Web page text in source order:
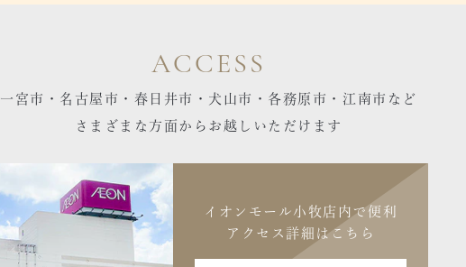
ACCESS
一宮市・名古屋市・春日井市・犬山市・各務原市・江南市など
さまざまな方面からお越しいただけます
イオンモール小牧店内で便利
アクセス詳細はこちら